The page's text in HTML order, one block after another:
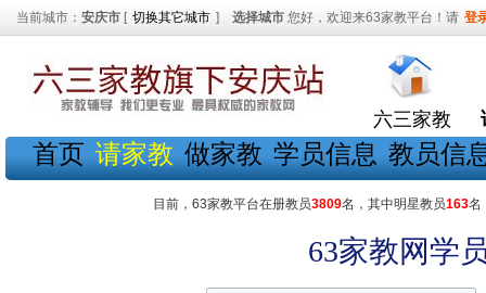
当前城市： 安庆市 [ 切换其它城市 ] 选择城市 您好，欢迎来63家教平台！请 登
六三家教
首页 请家教 做家教 学员信息 教员信
目前，63家教平台在册教员3809名，其中明星教员163名
63家教网学